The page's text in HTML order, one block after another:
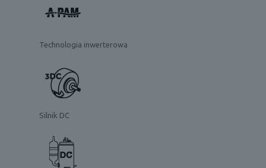
Technologia inwerterowa
Silnik DC